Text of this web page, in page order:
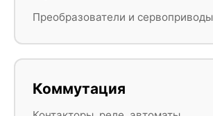
Преобразователи и сервоприводы
Коммутация